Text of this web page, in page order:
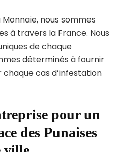
nous sommes
à travers la France. Nous
de chaque
déterminés à fournir
cas d’infestation
pour un
des Punaises